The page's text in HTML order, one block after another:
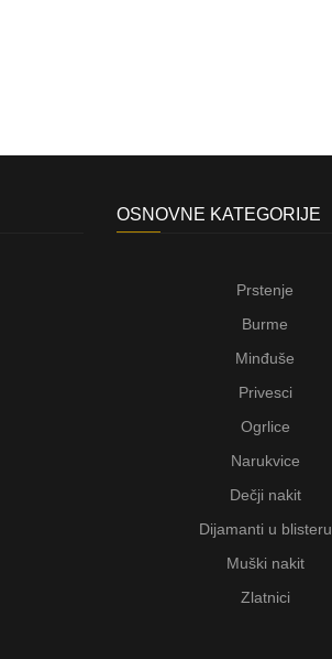
OSNOVNE KATEGORIJE
Prstenje
Burme
Minđuše
Privesci
Ogrlice
Narukvice
Dečji nakit
Dijamanti u blisteru
Muški nakit
Zlatnici